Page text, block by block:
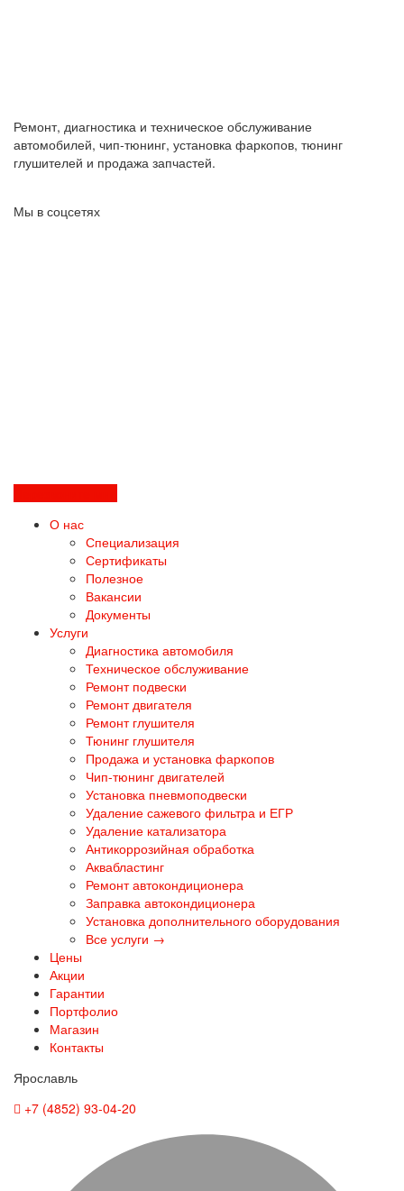
Ремонт, диагностика и техническое обслуживание
автомобилей, чип-тюнинг, установка фаркопов, тюнинг
глушителей и продажа запчастей.
Мы в соцсетях
О нас
Специализация
Сертификаты
Полезное
Вакансии
Документы
Услуги
Диагностика автомобиля
Техническое обслуживание
Ремонт подвески
Ремонт двигателя
Ремонт глушителя
Тюнинг глушителя
Продажа и установка фаркопов
Чип-тюнинг двигателей
Установка пневмоподвески
Удаление сажевого фильтра и ЕГР
Удаление катализатора
Антикоррозийная обработка
Аквабластинг
Ремонт автокондиционера
Заправка автокондиционера
Установка дополнительного оборудования
Все услуги →
Цены
Акции
Гарантии
Портфолио
Магазин
Контакты
Ярославль
+7 (4852) 93-04-20